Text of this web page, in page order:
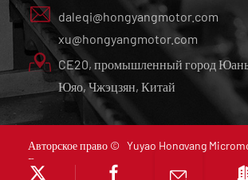
daleqi@hongyangmotor.com
xu@hongyangmotor.com
CE20, промышленный город
Юяо, Чжэцзян, Китай
Авторское право © Yuyao Hongyang
Все права защищены.